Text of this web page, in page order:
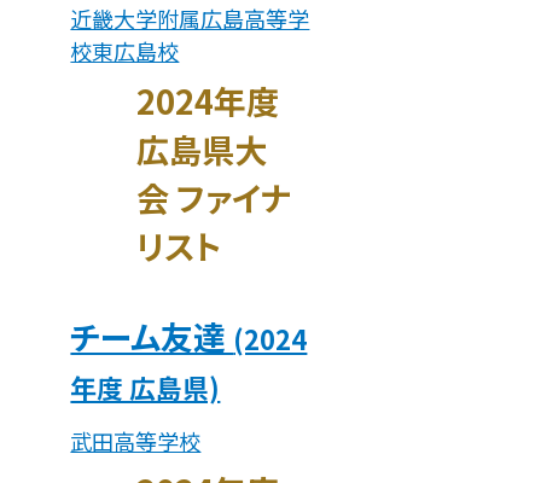
近畿大学附属広島高等学
校東広島校
2024年度
広島県大
会 ファイナ
リスト
チーム友達 (2024
年度 広島県)
武田高等学校